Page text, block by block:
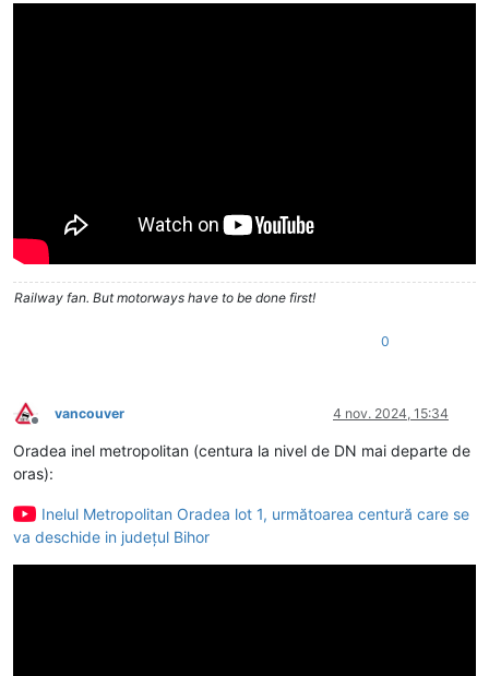
Railway fan. But motorways have to be done first!
0
Deconectat
vancouver 4 nov. 2024, 15:34
Oradea inel metropolitan (centura la nivel de DN mai departe de
oras):
Inelul Metropolitan Oradea lot 1, următoarea centură care se
va deschide in județul Bihor